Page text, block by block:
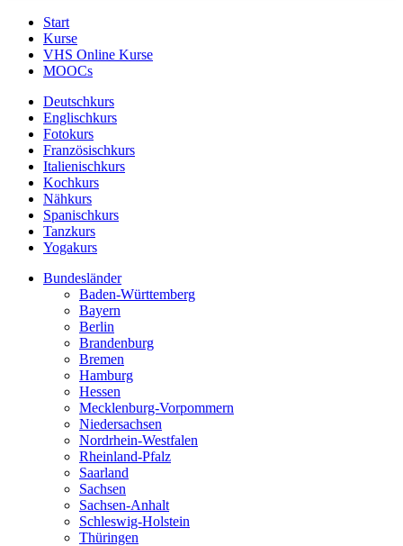
Start
Kurse
VHS Online Kurse
MOOCs
Deutschkurs
Englischkurs
Fotokurs
Französischkurs
Italienischkurs
Kochkurs
Nähkurs
Spanischkurs
Tanzkurs
Yogakurs
Bundesländer
Baden-Württemberg
Bayern
Berlin
Brandenburg
Bremen
Hamburg
Hessen
Mecklenburg-Vorpommern
Niedersachsen
Nordrhein-Westfalen
Rheinland-Pfalz
Saarland
Sachsen
Sachsen-Anhalt
Schleswig-Holstein
Thüringen